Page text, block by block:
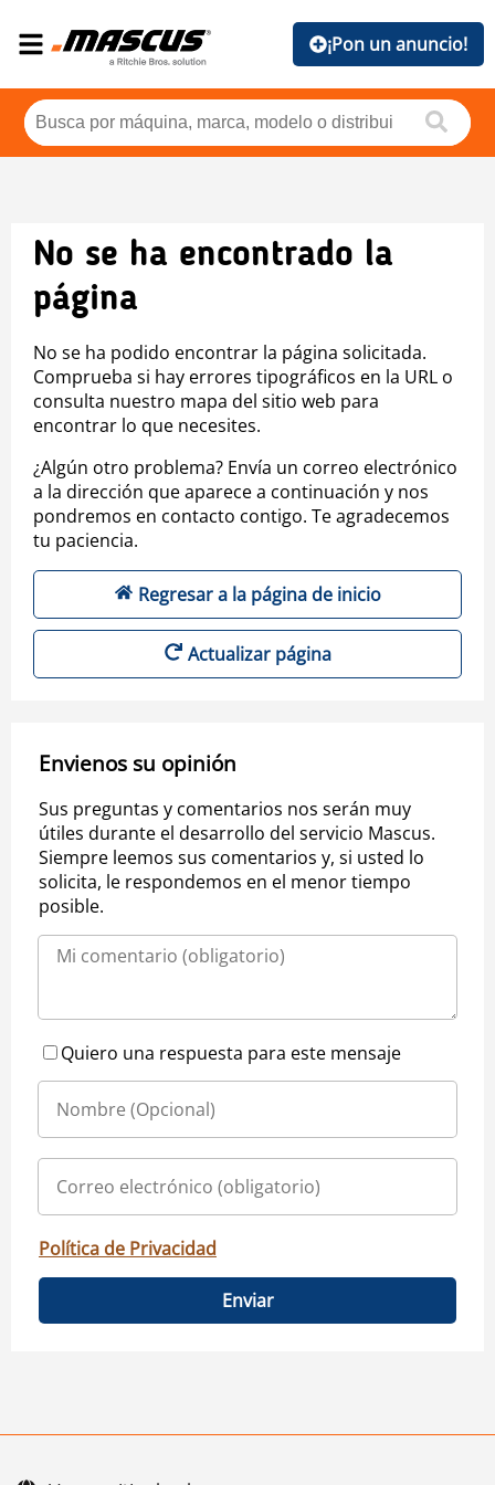
¡Pon un anuncio!
No se ha encontrado la
página
No se ha podido encontrar la página solicitada.
Comprueba si hay errores tipográficos en la URL o
consulta nuestro mapa del sitio web para
encontrar lo que necesites.
¿Algún otro problema? Envía un correo electrónico
a la dirección que aparece a continuación y nos
pondremos en contacto contigo. Te agradecemos
tu paciencia.
Regresar a la página de inicio
Actualizar página
Envienos su opinión
Sus preguntas y comentarios nos serán muy
útiles durante el desarrollo del servicio Mascus.
Siempre leemos sus comentarios y, si usted lo
solicita, le respondemos en el menor tiempo
posible.
Quiero una respuesta para este mensaje
Política de Privacidad
Enviar